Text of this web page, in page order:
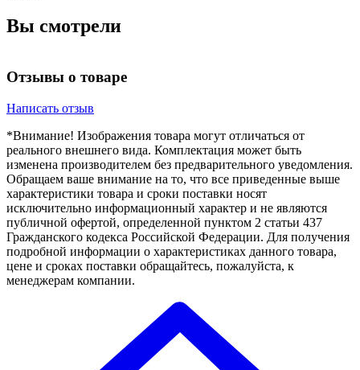
Вы смотрели
Отзывы о товаре
Написать отзыв
*Внимание! Изображения товара могут отличаться от
реального внешнего вида. Комплектация может быть
изменена производителем без предварительного уведомления.
Обращаем ваше внимание на то, что все приведенные выше
характеристики товара и сроки поставки носят
исключительно информационный характер и не являются
публичной офертой, определенной пунктом 2 статьи 437
Гражданского кодекса Российской Федерации. Для получения
подробной информации о характеристиках данного товара,
цене и сроках поставки обращайтесь, пожалуйста, к
менеджерам компании.